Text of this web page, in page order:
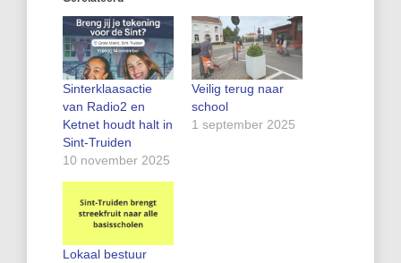
Sinterklaasactie
van Radio2 en
Ketnet houdt halt in
Sint-Truiden
10 november 2025
Veilig terug naar
school
1 september 2025
Lokaal bestuur